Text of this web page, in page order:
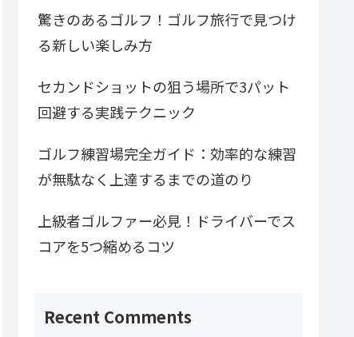
驚きのあるゴルフ！ゴルフ旅行で見つけ
る新しい楽しみ方
セカンドショットの狙う場所で3パット
回避する実践テクニック
ゴルフ練習場完全ガイド：効率的な練習
が無駄なく上達するまでの道のり
上級者ゴルファー必見！ドライバーでス
コアを5つ縮めるコツ
Recent Comments